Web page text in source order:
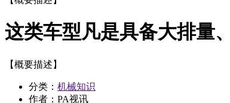
这类车型凡是具备大排量
【概要描述】
分类： 机械知识
作者：PA视讯